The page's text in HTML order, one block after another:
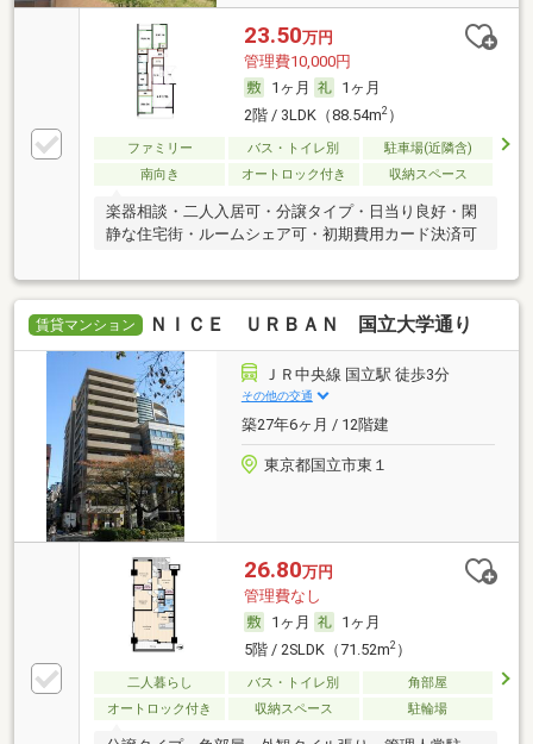
23.50万円
管理費10,000円
1ヶ月
1ヶ月
2階 / 3LDK（88.54m2）
ファミリー バス・トイレ別
駐車場(近隣含)
南向き
オートロック付き 収納スペース
楽器相談・二人入居可・分譲タイプ・日当り良好・閑
静な住宅街・ルームシェア可・初期費用カード決済可
賃貸マンション ＮＩＣＥ ＵＲＢＡＮ 国立大学通り
ＪＲ中央線 国立駅 徒歩3分
その他の交通
築27年6ヶ月 / 12階建
東京都国立市東１
26.80万円
管理費なし
1ヶ月
1ヶ月
5階 / 2SLDK（71.52m2）
二人暮らし バス・トイレ別
角部屋
オートロック付き
収納スペース 駐輪場